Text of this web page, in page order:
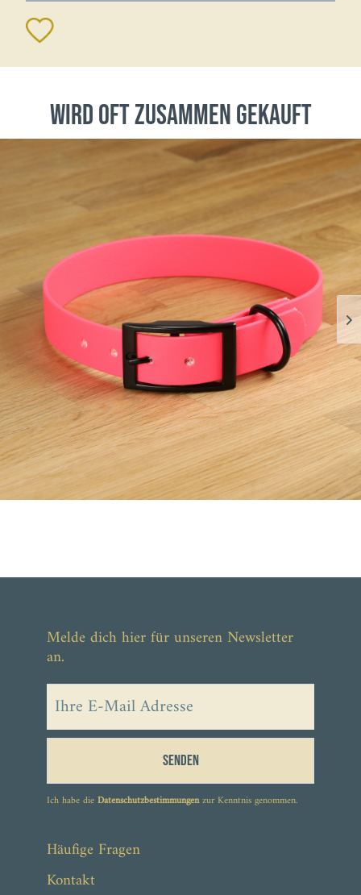
wird oft zusammen gekauft
ab 14,90 €
Melde dich hier für unseren Newsletter
an.
Senden
Ich habe dieDatenschutzbestimmungenzur Kenntnis genommen.
Häufige Fragen
Kontakt